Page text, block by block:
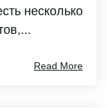
несколько
Read More